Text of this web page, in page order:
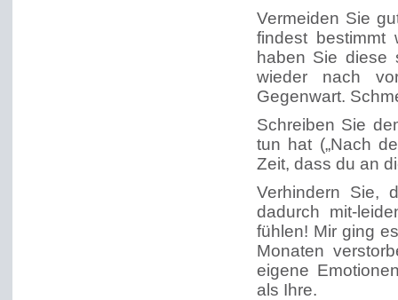
Vermeiden Sie
findest
haben Sie diese
wieder nach
Gegenwart.
Schreiben Sie
tun hat („Nach
Zeit, dass du an
Verhindern Sie,
dadurch mit-
fühlen! Mir ging
Monaten
eigene
als Ihre.